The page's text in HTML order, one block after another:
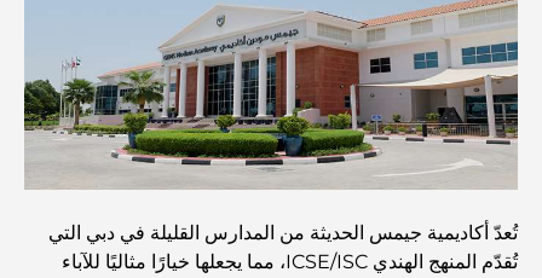
أغلى مدارس جيمس في دبي: دليل شامل للآباء
أفضل المدارس القريبة من داماك هيلز 2: دليل للعائلات
أفضل المطاعم الهندية في دبي: رحلة طهي
تُعدّ أكاديمية جيمس الحديثة من المدارس القليلة في دبي التي
تُقدّم المنهج الهندي ICSE/ISC، مما يجعلها خيارًا مثاليًا للآباء